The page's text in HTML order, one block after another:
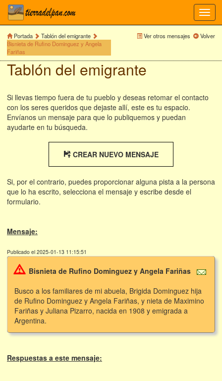
Portada
Tablón del emigrante
Bisnieta de Rufino Dominguez y Angela
Fariñas
Ver otros mensajes Volver
Tablón del emigrante
Si llevas tiempo fuera de tu pueblo y deseas retomar el contacto
con los seres queridos que dejaste allí, este es tu espacio.
Envíanos un mensaje para que lo publiquemos y puedan
ayudarte en tu búsqueda.
CREAR NUEVO MENSAJE
Si, por el contrario, puedes proporcionar alguna pista a la persona
que lo ha escrito, selecciona el mensaje y escribe desde el
formulario.
Mensaje:
Publicado el 2025-01-13 11:15:51
Bisnieta de Rufino Dominguez y Angela Fariñas
Busco a los familiares de mi abuela, Brigida Dominguez hija
de Rufino Dominguez y Angela Fariñas, y nieta de Maximino
Fariñas y Juliana Pizarro, nacida en 1908 y emigrada a
Argentina.
Respuestas a este mensaje: